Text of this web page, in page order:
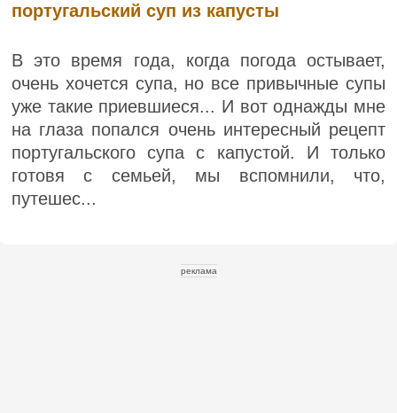
португальский суп из капусты
В это время года, когда погода остывает,
очень хочется супа, но все привычные супы
уже такие приевшиеся... И вот однажды мне
на глаза попался очень интересный рецепт
португальского супа с капустой. И только
готовя с семьей, мы вспомнили, что,
путешес...
реклама